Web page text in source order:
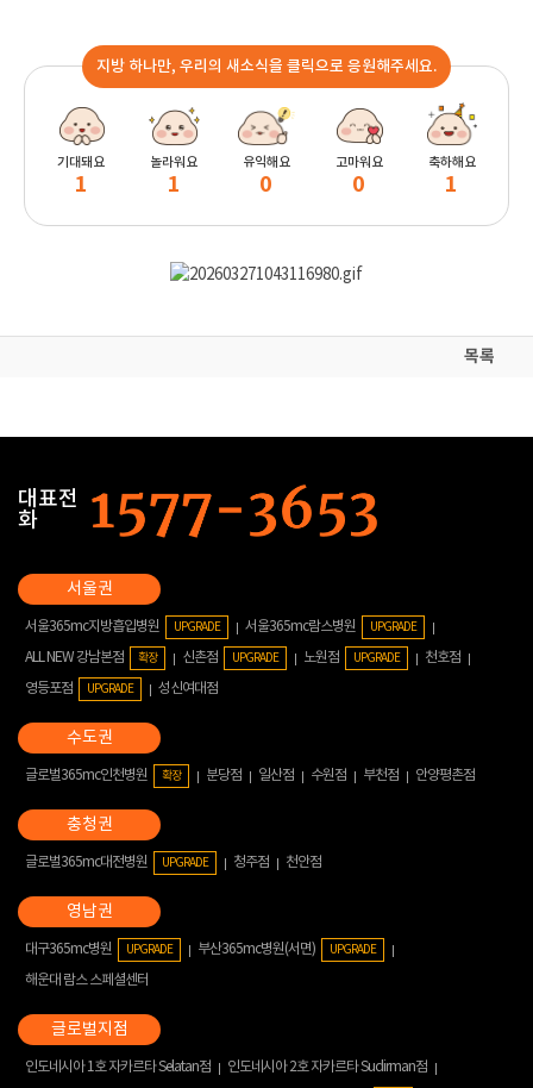
지방 하나만, 우리의 새소식을 클릭으로 응원해주세요.
기대돼요
1
놀라워요
1
유익해요
0
고마워요
0
축하해요
1
목록
대표전
화
서울365mc지방흡입병원 UPGRADE 서울365mc람스병원 UPGRADE
ALL NEW 강남본점 확장 신촌점 UPGRADE 노원점 UPGRADE
천호점
영등포점
UPGRADE 성신여대점
글로벌365mc인천병원 확장 분당점 일산점 수원점 부천점 안양평촌점
글로벌365mc대전병원 UPGRADE 청주점 천안점
대구365mc병원 UPGRADE 부산365mc병원(서면) UPGRADE
해운대 람스 스페셜센터
인도네시아 1호 자카르타 Selatan점
인도네시아 2호 자카르타 Sudirman점